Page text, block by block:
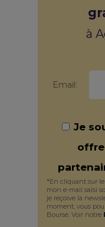
à
Email:
Je
*En cliquant sur le
mon e-mail saisi
je reçoive la
moment, vous
Bourse. Voir notre